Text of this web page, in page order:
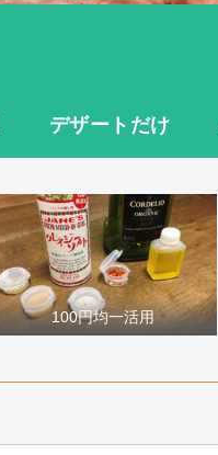
デザートだけ
100円均一活用